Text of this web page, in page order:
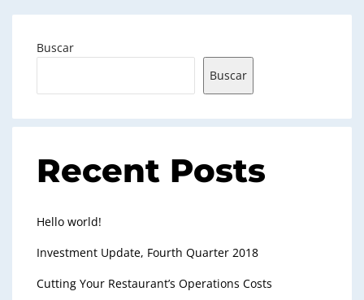
Buscar
Buscar
Recent Posts
Hello world!
Investment Update, Fourth Quarter 2018
Cutting Your Restaurant’s Operations Costs